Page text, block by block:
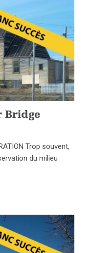
Bridge
Trop souvent,
du milieu